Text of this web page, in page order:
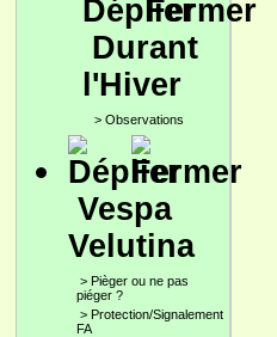
Durant
l'Hiver
> Observations
Vespa
Velutina
> Pièger ou ne pas
piéger ?
> Protection/Signalement
FA